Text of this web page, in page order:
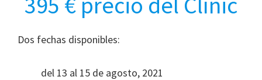
Dos fechas disponibles:
del 13 al 15 de agosto, 2021